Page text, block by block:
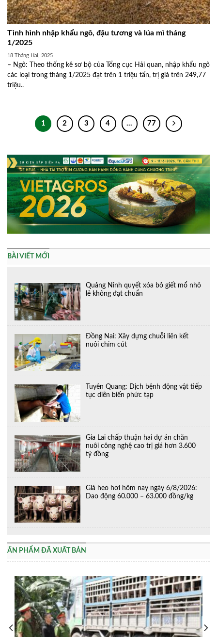
Tình hình nhập khẩu ngô, đậu tương và lúa mì tháng
1/2025
18 Tháng Hai, 2025
– Ngô: Theo thống kê sơ bộ của Tổng cục Hải quan, nhập khẩu ngô
các loại trong tháng 1/2025 đạt trên 1 triệu tấn, trị giá trên 249,77
triệu..
1 2 3 4 … 77
BÀI VIẾT MỚI
Quảng Ninh quyết xóa bỏ giết mổ nhỏ
lẻ không đạt chuẩn
Đồng Nai: Xây dựng chuỗi liên kết
nuôi chim cút
Tuyên Quang: Dịch bệnh động vật tiếp
tục diễn biến phức tạp
Gia Lai chấp thuận hai dự án chăn
nuôi công nghệ cao trị giá hơn 3.600
tỷ đồng
Giá heo hơi hôm nay ngày 6/8/2026:
Dao động 60.000 – 63.000 đồng/kg
ẤN PHẨM ĐÃ XUẤT BẢN